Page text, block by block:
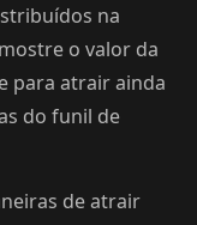
na
o valor da
para atrair ainda
do funil de
de atrair